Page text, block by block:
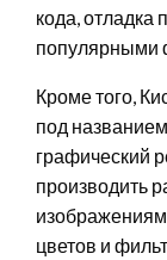
кода, отладка
популярными
Кроме того,
под
графический
производить
цветов и